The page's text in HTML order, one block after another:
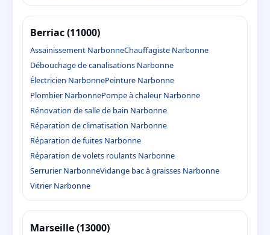
Berriac (11000)
Assainissement NarbonneChauffagiste Narbonne
Débouchage de canalisations Narbonne
Électricien NarbonnePeinture Narbonne
Plombier NarbonnePompe à chaleur Narbonne
Rénovation de salle de bain Narbonne
Réparation de climatisation Narbonne
Réparation de fuites Narbonne
Réparation de volets roulants Narbonne
Serrurier NarbonneVidange bac à graisses Narbonne
Vitrier Narbonne
Marseille (13000)